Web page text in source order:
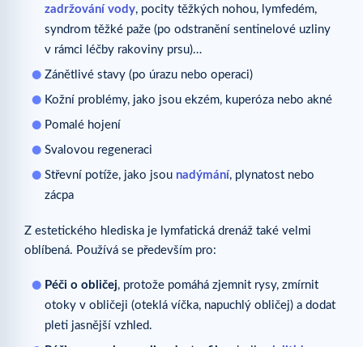
zadržování vody, pocity těžkých nohou, lymfedém,
syndrom těžké paže (po odstranění sentinelové uzliny
v rámci léčby rakoviny prsu)…
Zánětlivé stavy (po úrazu nebo operaci)
Kožní problémy, jako jsou ekzém, kuperóza nebo akné
Pomalé hojení
Svalovou regeneraci
Střevní potíže, jako jsou nadýmání, plynatost nebo
zácpa
Z estetického hlediska je lymfatická drenáž také velmi
oblíbená. Používá se především pro:
Péči o obličej, protože pomáhá zjemnit rysy, zmírnit
otoky v obličeji (oteklá víčka, napuchlý obličej) a dodat
pleti jasnější vzhled.